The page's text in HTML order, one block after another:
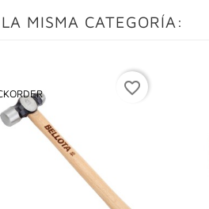
MISMA CATEGORÍA:
favorite_border